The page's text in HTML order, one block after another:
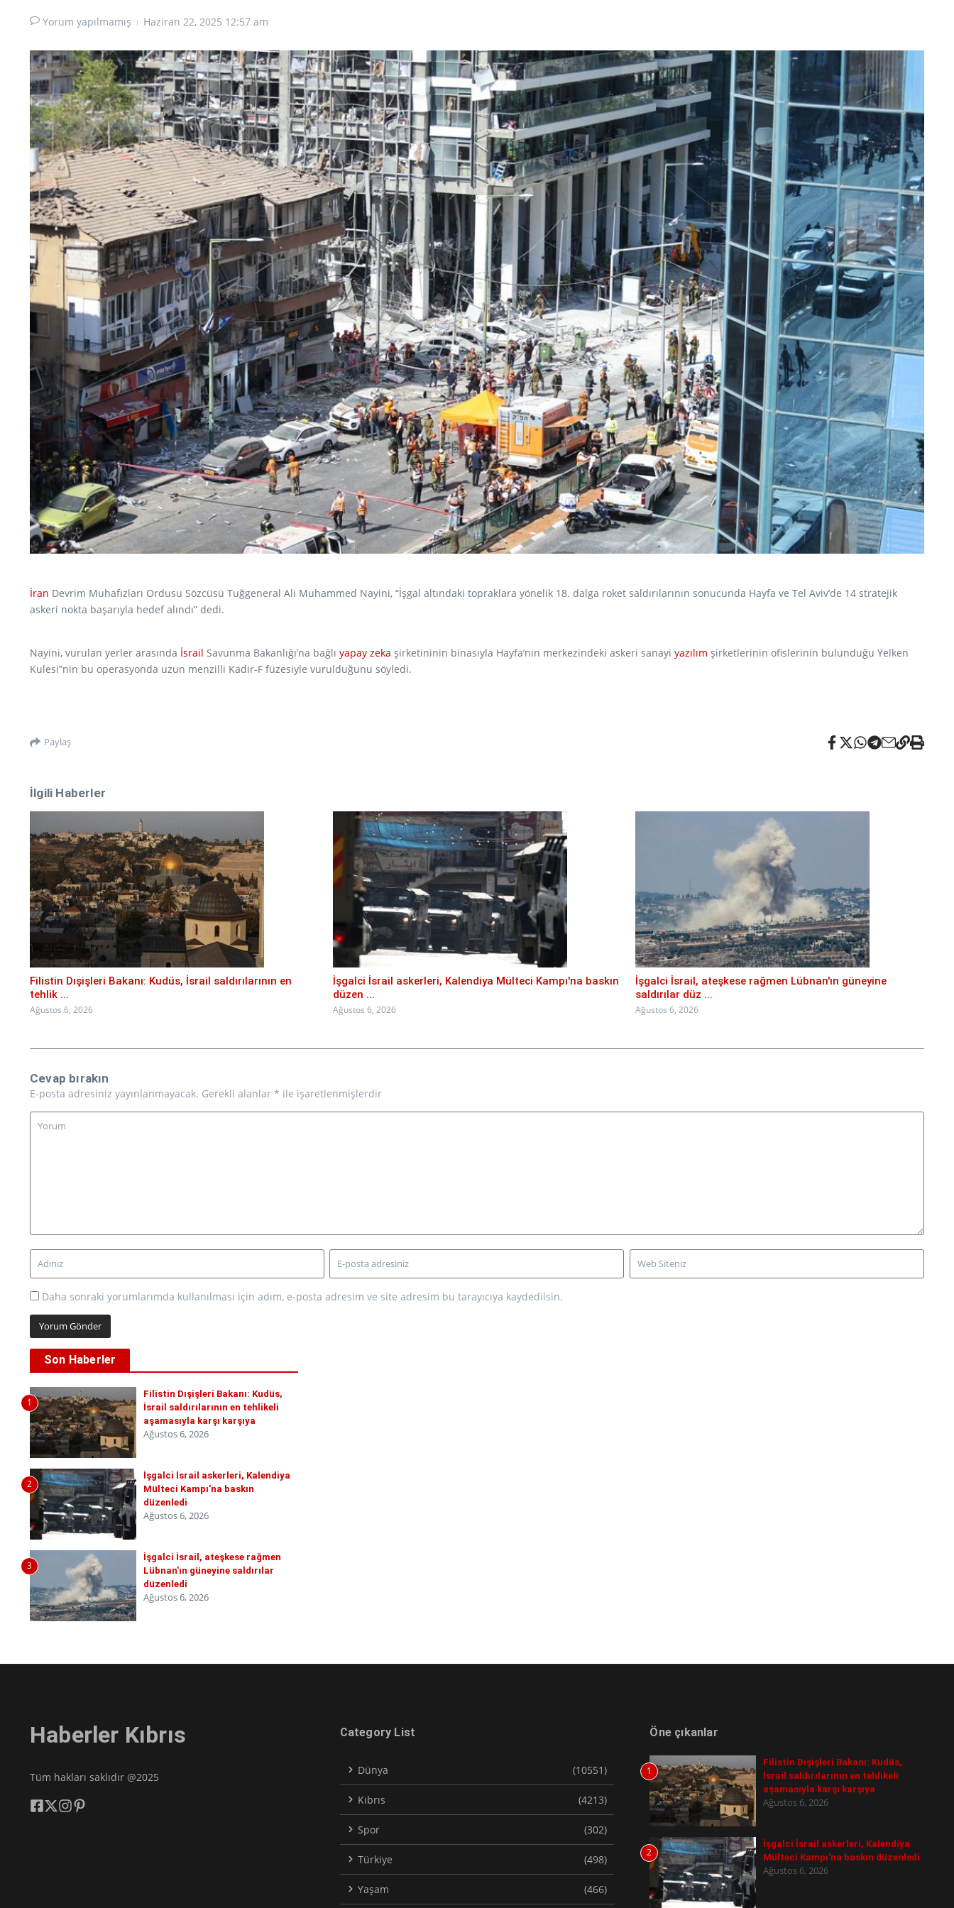
Yorum yapılmamış Haziran 22, 2025 12:57 am
İran Devrim Muhafızları Ordusu Sözcüsü Tuğgeneral Ali Muhammed Nayini, “İşgal altındaki topraklara yönelik 18. dalga roket saldırılarının sonucunda Hayfa ve Tel Aviv’de 14 stratejik
askeri nokta başarıyla hedef alındı” dedi.
Nayini, vurulan yerler arasında İsrail Savunma Bakanlığı’na bağlı yapay zeka şirketininin binasıyla Hayfa’nın merkezindeki askeri sanayi yazılım şirketlerinin ofislerinin bulunduğu Yelken
Kulesi”nin bu operasyonda uzun menzilli Kadir-F füzesiyle vurulduğunu söyledi.​​​​​​​
Paylaş
İlgili Haberler
Filistin Dışişleri Bakanı: Kudüs, İsrail saldırılarının en
tehlik ...
Ağustos 6, 2026
İşgalci İsrail askerleri, Kalendiya Mülteci Kampı'na baskın
düzen ...
Ağustos 6, 2026
İşgalci İsrail, ateşkese rağmen Lübnan'ın güneyine
saldırılar düz ...
Ağustos 6, 2026
Cevap bırakın
E-posta adresiniz yayınlanmayacak. Gerekli alanlar * ile işaretlenmişlerdir
Daha sonraki yorumlarımda kullanılması için adım, e-posta adresim ve site adresim bu tarayıcıya kaydedilsin.
Son Haberler
1
Filistin Dışişleri Bakanı: Kudüs,
İsrail saldırılarının en tehlikeli
aşamasıyla karşı karşıya
Ağustos 6, 2026
2
İşgalci İsrail askerleri, Kalendiya
Mülteci Kampı'na baskın
düzenledi
Ağustos 6, 2026
3
İşgalci İsrail, ateşkese rağmen
Lübnan'ın güneyine saldırılar
düzenledi
Ağustos 6, 2026
Haberler Kıbrıs
Tüm hakları saklıdır @2025
Category List
Dünya (10551)
Kıbrıs (4213)
Spor (302)
Türkiye (498)
Yaşam (466)
Öne çıkanlar
1
Filistin Dışişleri Bakanı: Kudüs,
İsrail saldırılarının en tehlikeli
aşamasıyla karşı karşıya
Ağustos 6, 2026
2
İşgalci İsrail askerleri, Kalendiya
Mülteci Kampı'na baskın düzenledi
Ağustos 6, 2026